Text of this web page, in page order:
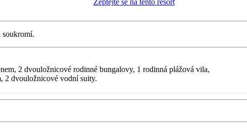
Zeptejte se na tento resort
2 dvouložnicové rodinné bungalovy, 1 rodinná plážová vila,
2 dvouložnicové vodní suity.